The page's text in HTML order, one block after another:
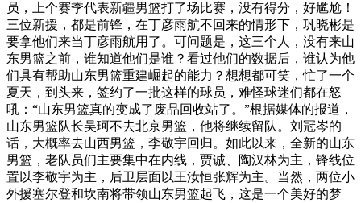
员，上个赛季代表新疆男篮打了场比赛，没有得分，好尴尬！
三位新援，都是前锋，在丁彦雨航不回来的情形下，巩晓彬是
要拿他们来当丁彦雨航用了。可问题是，这三个人，没有来山
东男篮之前，谁知道他们是谁？看过他们的数据后，谁认为他
们具有帮助山东男篮重建崛起的能力？想想都可笑，忙了一个
夏天，到头来，签约了一批这样的球员，难怪球迷们都在怒
吼：“山东男篮真的变成了废品回收站了。”根据媒体的报道，
山东男篮队长吴珂不去北京男篮，他将继续留队。刘冠岑的
话，大概率去山西男篮，李敬宇回归。如此以来，全新的山东
男篮，老队员们主要集中在内线，贾诚、陶汉林为主，锋线位
置以李敬宇为主，后卫层面以王汝恒张辉为主。当然，两位小
外援塞尔登和坎南将带领山东男篮起飞，这是一个美好的梦